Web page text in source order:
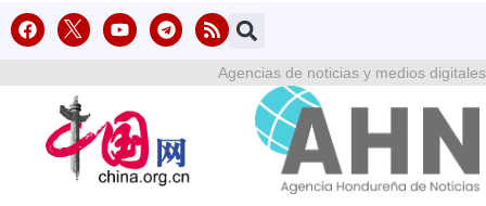
Agencias de noticias y medios digitales